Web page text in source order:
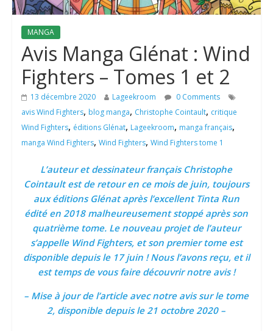
MANGA
Avis Manga Glénat : Wind
Fighters – Tomes 1 et 2
13 décembre 2020 Lageekroom
0 Comments
avis Wind Fighters, blog manga, Christophe Cointault, critique
Wind Fighters, éditions Glénat, Lageekroom, manga français,
manga Wind Fighters, Wind Fighters, Wind Fighters tome 1
L’auteur et dessinateur français Christophe
Cointault est de retour en ce mois de juin, toujours
aux éditions Glénat après l’excellent Tinta Run
édité en 2018 malheureusement stoppé après son
quatrième tome. Le nouveau projet de l’auteur
s’appelle Wind Fighters, et son premier tome est
disponible depuis le 17 juin ! Nous l’avons reçu, et il
est temps de vous faire découvrir notre avis !
– Mise à jour de l’article avec notre avis sur le tome
2, disponible depuis le 21 octobre 2020 –